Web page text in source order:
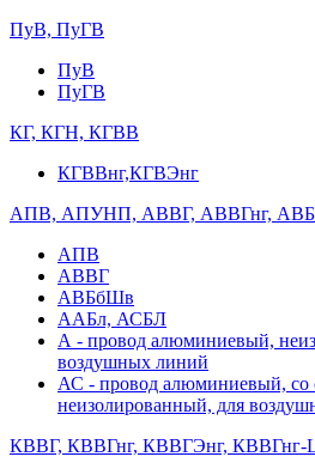
ПуВ, ПуГВ
ПуВ
ПуГВ
КГ, КГН, КГВВ
КГВВнг,КГВЭнг
АПВ, АПУНП, АВВГ, АВВГнг,
АПВ
АВВГ
АВБбШв
ААБл, АСБЛ
А - провод алюминиевый,
воздушных линий
АС - провод алюминиевый, со
неизолированный, для
КВВГ, КВВГнг, КВВГЭнг, КВВГнг-